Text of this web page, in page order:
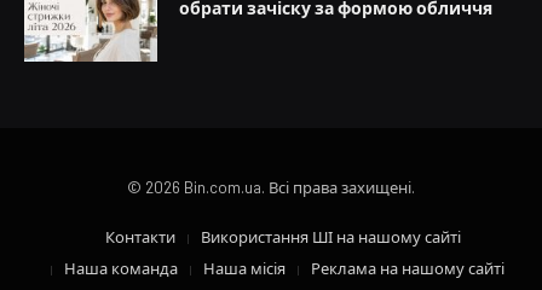
обрати зачіску за формою обличчя
© 2026 Bin.com.ua. Всі права захищені.
Контакти
Використання ШІ на нашому сайті
Наша команда
Наша місія Реклама на нашому сайті